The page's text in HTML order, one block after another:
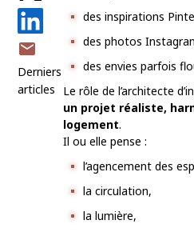
mail
Derniers
articles
des inspirations
des photos
des envies parfois
Le rôle de l’architecte
un projet réaliste,
logement.
Il ou elle pense :
l’agencement des
la circulation,
la lumière,